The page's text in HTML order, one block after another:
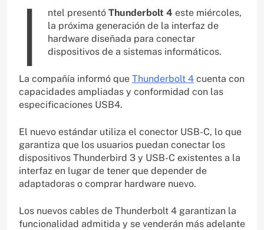
I ntel presentóThunderbolt 4 este miércoles,
la próxima generación de la interfaz de
hardware diseñada para conectar
dispositivos de a sistemas informáticos.
La compañía informó que Thunderbolt 4 cuenta con
capacidades ampliadas y conformidad con las
especificaciones USB4.
El nuevo estándar utiliza el conector USB-C, lo que
garantiza que los usuarios puedan conectar los
dispositivos Thunderbird 3 y USB-C existentes a la
interfaz en lugar de tener que depender de
adaptadoras o comprar hardware nuevo.
Los nuevos cables de Thunderbolt 4 garantizan la
funcionalidad admitida y se venderán más adelante